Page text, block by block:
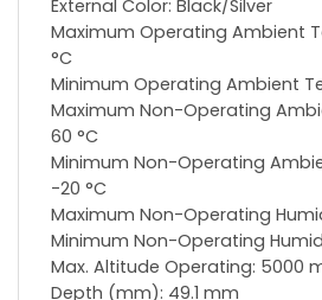
External Color: Black/Silver
Maximum Operating Ambient
°C
Minimum Operating Ambient
Maximum Non-Operating
60 °C
Minimum Non-Operating
-20 °C
Maximum Non-Operating
Minimum Non-Operating
Max. Altitude Operating: 5000
Depth (mm): 49.1 mm